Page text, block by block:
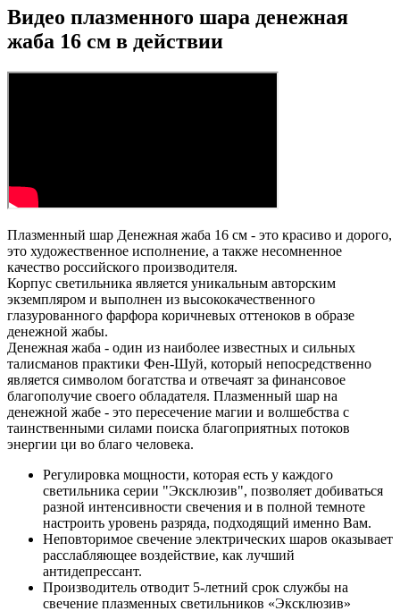
Видео плазменного шара денежная
жаба 16 см в действии
Плазменный шар Денежная жаба 16 см - это красиво и дорого,
это художественное исполнение, а также несомненное
качество российского производителя.
Корпус светильника является уникальным авторским
экземпляром и выполнен из высококачественного
глазурованного фарфора коричневых оттеноков в образе
денежной жабы.
Денежная жаба - один из наиболее известных и сильных
талисманов практики Фен-Шуй, который непосредственно
является символом богатства и отвечаят за финансовое
благополучие своего обладателя. Плазменный шар на
денежной жабе - это пересечение магии и волшебства с
таинственными силами поиска благоприятных потоков
энергии ци во благо человека.
Регулировка мощности, которая есть у каждого
светильника серии "Эксклюзив", позволяет добиваться
разной интенсивности свечения и в полной темноте
настроить уровень разряда, подходящий именно Вам.
Неповторимое свечение электрических шаров оказывает
расслабляющее воздействие, как лучший
антидепрессант.
Производитель отводит 5-летний срок службы на
свечение плазменных светильников «Эксклюзив»